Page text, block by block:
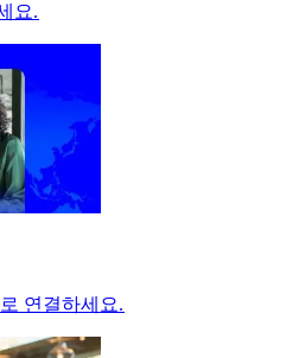
요.​​
연결하세요.​​